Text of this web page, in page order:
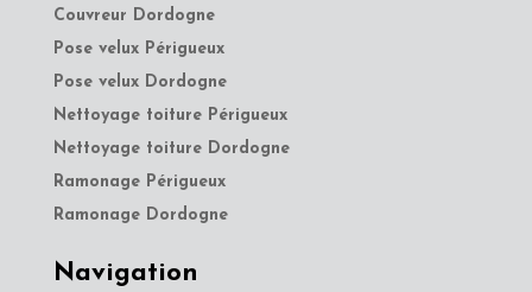
Couvreur Dordogne
Pose velux Périgueux
Pose velux Dordogne
Nettoyage toiture Périgueux
Nettoyage toiture Dordogne
Ramonage Périgueux
Ramonage Dordogne
Navigation